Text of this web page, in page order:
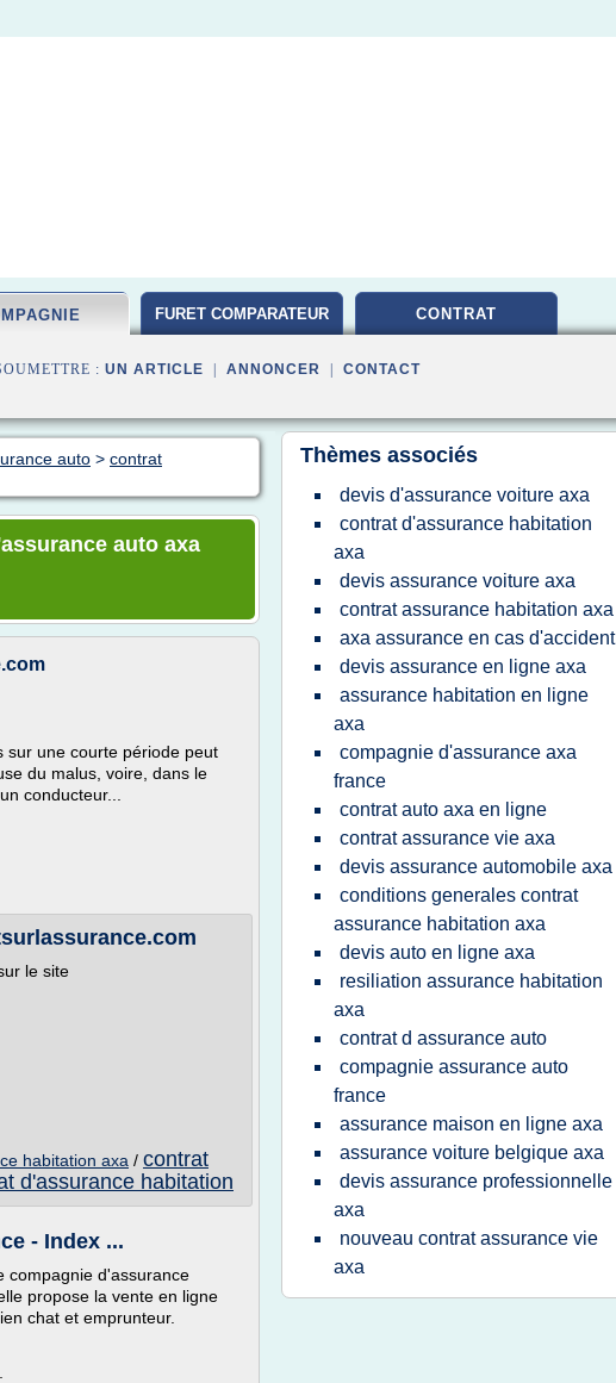
FURET COMPARATEUR CONTRAT
: UN ARTICLE ANNONCER CONTACT
auto > contrat
auto axa
sur une courte période peut
du malus, voire, dans le
conducteur...
le site
habitation axa / contrat
d'assurance habitation
- Index ...
compagnie d'assurance
propose la vente en ligne
chat et emprunteur.
Thèmes associés
devis d'assurance voiture axa
contrat d'assurance habitation
axa
devis assurance voiture axa
contrat assurance habitation axa
axa assurance en cas d'accident
devis assurance en ligne axa
assurance habitation en ligne
axa
compagnie d'assurance axa
france
contrat auto axa en ligne
contrat assurance vie axa
devis assurance automobile axa
conditions generales contrat
assurance habitation axa
devis auto en ligne axa
resiliation assurance habitation
axa
contrat d assurance auto
compagnie assurance auto
france
assurance maison en ligne axa
assurance voiture belgique axa
devis assurance professionnelle
axa
nouveau contrat assurance vie
axa